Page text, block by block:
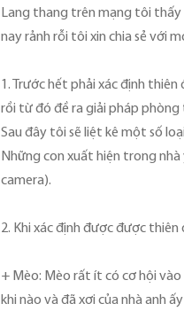
Lang thang trên mạng tôi thấy
nay rảnh rỗi tôi xin chia sẻ với
1. Trước hết phải xác định
rồi từ đó đề ra giải pháp phòng
Sau đây tôi sẽ liệt kê một số
Những con xuất hiện trong
camera).
2. Khi xác định được được
+ Mèo: Mèo rất ít có cơ hội
khi nào và đã xơi của nhà anh